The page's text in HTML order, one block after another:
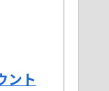
ント